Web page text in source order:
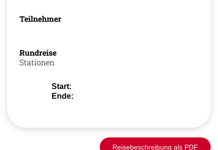
Teilnehmer
Rundreise
Stationen
Start:
Ende:
Reisebeschreibung als PDF